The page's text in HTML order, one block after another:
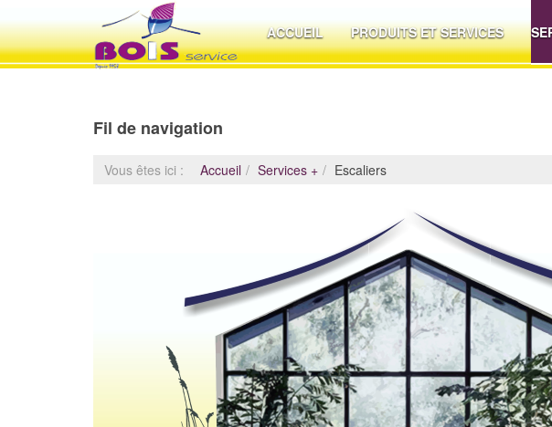
ACCUEIL PRODUITS ET SERVICES
Fil de navigation
Vous êtes ici : Accueil Services + Escaliers